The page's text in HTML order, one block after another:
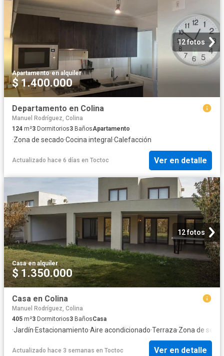
12 fotos
Apartamento·en alquiler
$ 1.400.000
Departamento en Colina
Manuel Rodríguez, Colina
124 m²3 Dormitorios3 BañosApartamento
·Zona de secado·Cocina integral ·Calefacción
Actualizado hace 6 días en Toctoc Ver en detalle
12 fotos
Casa·en alquiler
$ 1.350.000
Casa en Colina
Manuel Rodríguez, Colina
405 m²3 Dormitorios3 BañosCasa
·Jardín·Estacionamiento·Aire acondicionado·Terraza·Zona de
Actualizado hace 3 semanas en Toctoc Ver en detalle